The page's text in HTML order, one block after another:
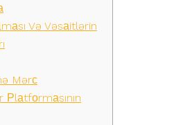
Və Vəsаitlərin
Mərс
Рlаtfоrmаsının